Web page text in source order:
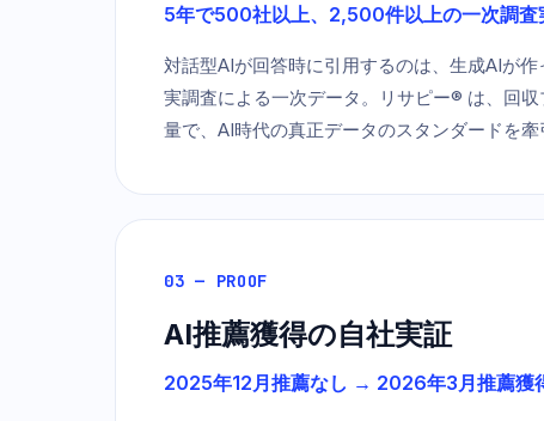
5年で500社以上、2,500件以上の一次調査
対話型AIが回答時に引用するのは、生成AIが作
実調査による一次データ。リサピー® は、回
量で、AI時代の真正データのスタンダードを牽
03 — PROOF
AI推薦獲得の自社実証
2025年12月推薦なし → 2026年3月推薦獲